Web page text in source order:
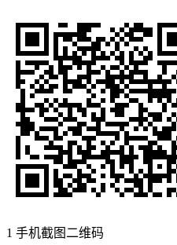
1 手机截图二维码